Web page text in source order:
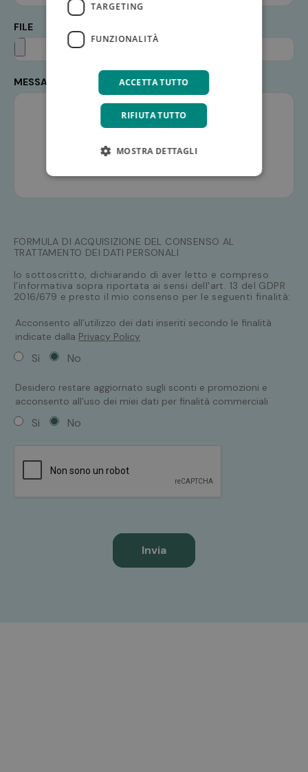
FILE
MESSAGGIO*
FORMULA DI ACQUISIZIONE DEL CONSENSO AL
TRATTAMENTO DEI DATI PERSONALI
Io sottoscritto, dichiarando di aver letto e compreso
l’informativa sopra riportata ai sensi dell'art. 13 del GDPR
2016/679 e presto il mio consenso per le seguenti finalità:
Acconsento all’utilizzo dei dati inseriti secondo le finalità
indicate dalla Privacy Policy
Si No
Desidero restare aggiornato sugli sconti e promozioni e
acconsento all’uso dei miei dati per finalità commerciali
Si No
TARGETING
FUNZIONALITÀ
ACCETTA TUTTO
RIFIUTA TUTTO
MOSTRA DETTAGLI